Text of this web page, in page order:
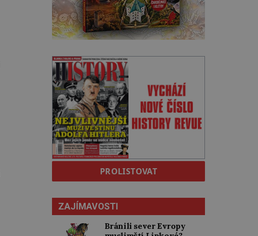
PROLISTOVAT
ZAJÍMAVOSTI
Bránili sever Evropy